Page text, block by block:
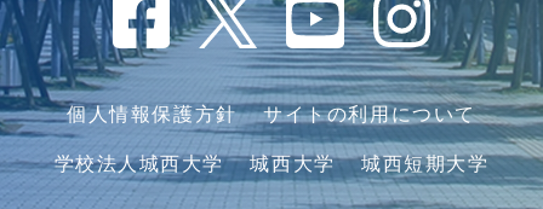
個人情報保護方針 サイトの利用について
学校法人城西大学 城西大学 城西短期大学